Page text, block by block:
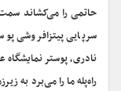
حاتمی را می‌کشاند
سرپایی پیتزافروشی
نادری، پوستر
راه‌پله ما را می‌برد به